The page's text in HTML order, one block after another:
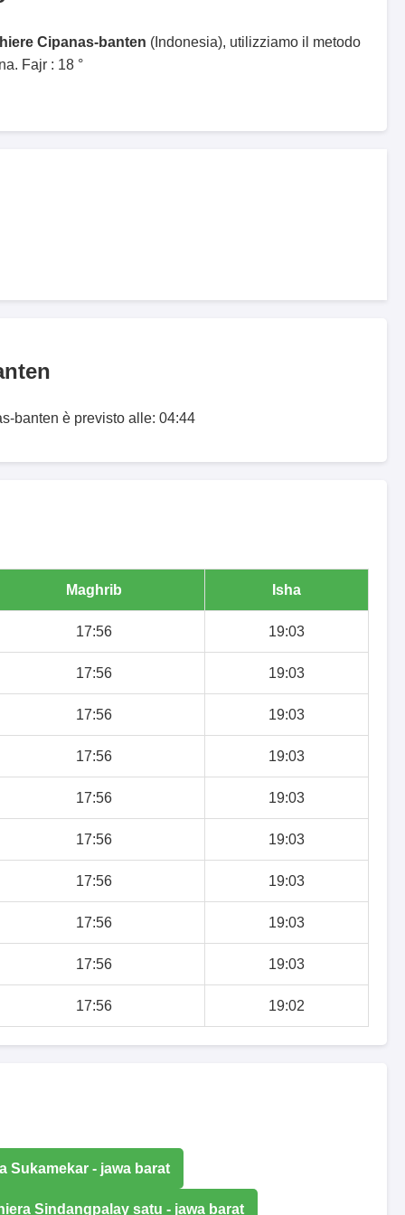
Cipanas-banten (Indonesia), utilizziamo il metodo
Fajr : 18 °
banten è previsto alle: 04:44
Maghrib Isha
17:56 19:03
17:56 19:03
17:56 19:03
17:56 19:03
17:56 19:03
17:56 19:03
17:56 19:03
17:56 19:03
17:56 19:03
17:56 19:02
Sukamekar - jawa barat
Sindangpalay satu - jawa barat